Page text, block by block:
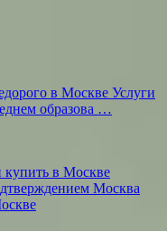
в Москве Услуги
образова …
в Москве
Москва